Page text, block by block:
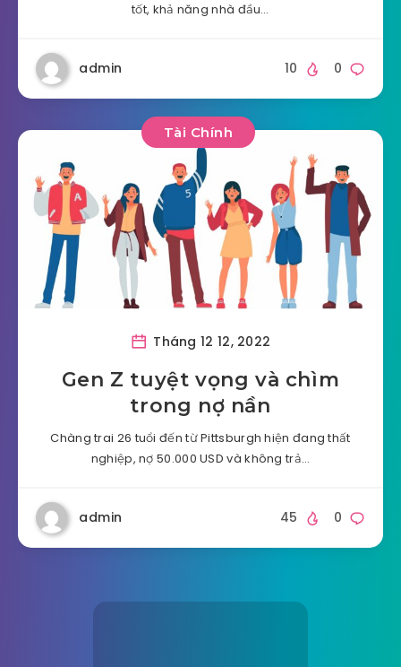
tốt, khả năng nhà đầu…
admin 0
10
Tài Chính
Tháng 12 12, 2022
Gen Z tuyệt vọng và chìm
trong nợ nần
Chàng trai 26 tuổi đến từ Pittsburgh hiện đang thất
nghiệp, nợ 50.000 USD và không trả…
admin 0
45